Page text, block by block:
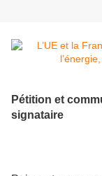
Pétition et
signataire